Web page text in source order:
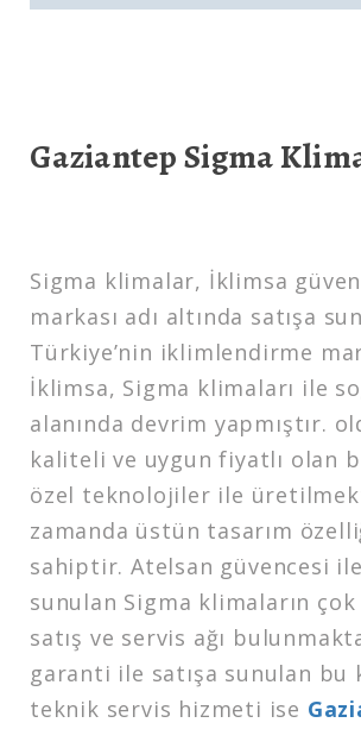
Gaziantep Sigma
Sigma klimalar, İklimsa
markası adı altında satışa
Türkiye’nin iklimlendirme
İklimsa, Sigma klimaları ile
alanında devrim yapmıştır.
kaliteli ve uygun fiyatlı olan
özel teknolojiler ile
zamanda üstün tasarım
sahiptir. Atelsan güvencesi
sunulan Sigma klimaların
satış ve servis ağı
garanti ile satışa sunulan bu
teknik servis hizmeti ise